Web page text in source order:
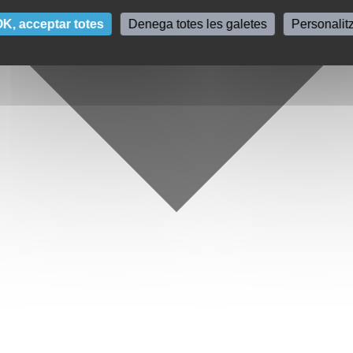
acceptar totes Denega totes les galetes